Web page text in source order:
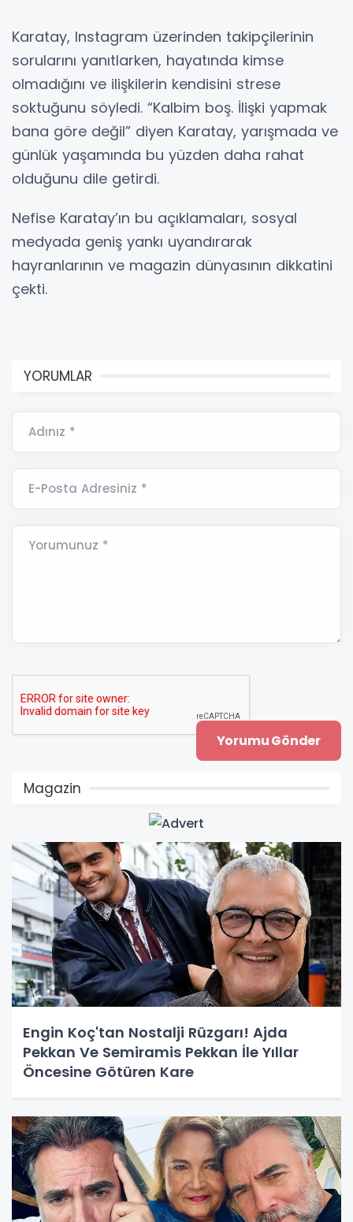
Karatay, Instagram üzerinden takipçilerinin
sorularını yanıtlarken, hayatında kimse
olmadığını ve ilişkilerin kendisini strese
soktuğunu söyledi. “Kalbim boş. İlişki yapmak
bana göre değil” diyen Karatay, yarışmada ve
günlük yaşamında bu yüzden daha rahat
olduğunu dile getirdi.
Nefise Karatay’ın bu açıklamaları, sosyal
medyada geniş yankı uyandırarak
hayranlarının ve magazin dünyasının dikkatini
çekti.
YORUMLAR
Adınız *
E-Posta Adresiniz *
Yorumunuz *
Magazin
Engin Koç'tan Nostalji Rüzgarı! Ajda
Pekkan Ve Semiramis Pekkan İle Yıllar
Öncesine Götüren Kare